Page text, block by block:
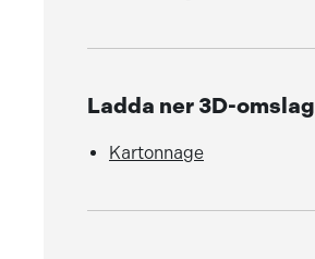
Ladda ner 3D-omslag
Kartonnage